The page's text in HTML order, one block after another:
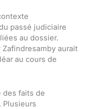
passé judiciaire
au dossier.
aurait
au cours de
des faits de
Plusieurs